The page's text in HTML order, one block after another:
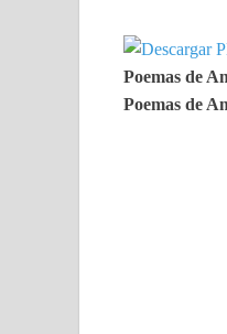
Poemas de
Poemas de